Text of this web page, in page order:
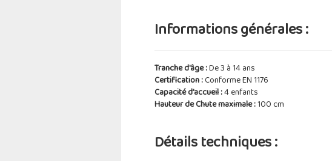
Informations générales :
Tranche d'âge :De 3 à 14 ans
Certification :Conforme EN 1176
Capacité d'accueil :4 enfants
Hauteur de Chute maximale :100 cm
Détails techniques :